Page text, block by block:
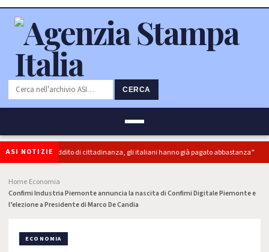
CERCA
ASI NOTIZIEe reddito di cittadinanza, gli italiani hanno già pagato abbastanza”
Home Economia
Confimi Industria Piemonte annuncia la nascita di Confimi Digitale Piemonte e
l’elezione a Presidente di Marco De Candia
ECONOMIA